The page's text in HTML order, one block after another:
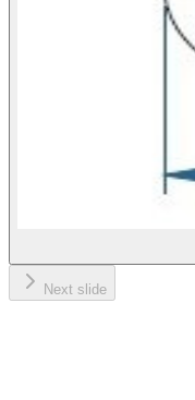
Next slide